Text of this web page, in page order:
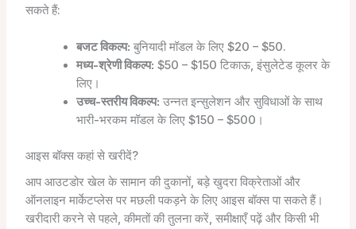
सकते हैं:
बजट विकल्प: बुनियादी मॉडल के लिए $20 – $50.
मध्य-श्रेणी विकल्प: $50 – $150 टिकाऊ, इंसुलेटेड कूलर के
लिए।
उच्च-स्तरीय विकल्प: उन्नत इन्सुलेशन और सुविधाओं के साथ
भारी-भरकम मॉडल के लिए $150 – $500।
आइस बॉक्स कहां से खरीदें?
आप आउटडोर खेल के सामान की दुकानों, बड़े खुदरा विक्रेताओं और
ऑनलाइन मार्केटप्लेस पर मछली पकड़ने के लिए आइस बॉक्स पा सकते हैं।
खरीदारी करने से पहले, कीमतों की तुलना करें, समीक्षाएँ पढ़ें और किसी भी